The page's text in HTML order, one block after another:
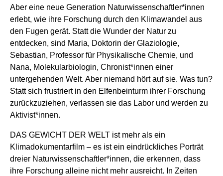
Aber eine neue Generation Naturwissenschaftler*innen
erlebt, wie ihre Forschung durch den Klimawandel aus
den Fugen gerät. Statt die Wunder der Natur zu
entdecken, sind Maria, Doktorin der Glaziologie,
Sebastian, Professor für Physikalische Chemie, und
Nana, Molekularbiologin, Chronist*innen einer
untergehenden Welt. Aber niemand hört auf sie. Was tun?
Statt sich frustriert in den Elfenbeinturm ihrer Forschung
zurückzuziehen, verlassen sie das Labor und werden zu
Aktivist*innen.
DAS GEWICHT DER WELT ist mehr als ein
Klimadokumentarfilm – es ist ein eindrückliches Porträt
dreier Naturwissenschaftler*innen, die erkennen, dass
ihre Forschung alleine nicht mehr ausreicht. In Zeiten